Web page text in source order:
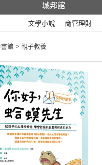
城邦館
文學小說 商管理財
館 > 親子教養